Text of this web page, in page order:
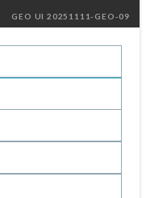
GEO UI 20251111-GEO-09